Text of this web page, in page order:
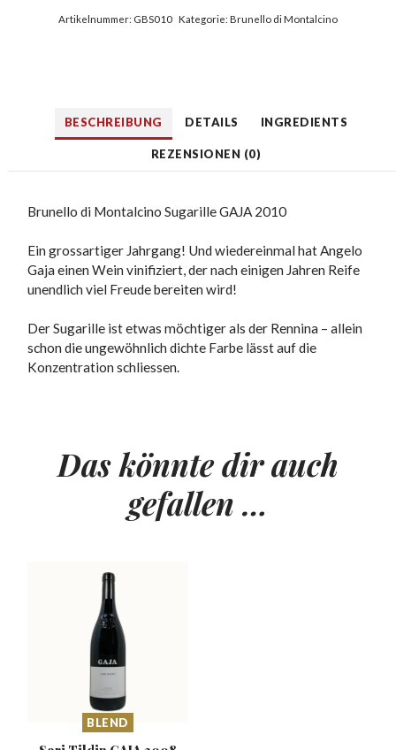
Artikelnummer: GBS010 Kategorie:Brunello di Montalcino
BESCHREIBUNG DETAILS INGREDIENTS
REZENSIONEN (0)
Brunello di Montalcino Sugarille GAJA 2010
Ein grossartiger Jahrgang! Und wiedereinmal hat Angelo
Gaja einen Wein vinifiziert, der nach einigen Jahren Reife
unendlich viel Freude bereiten wird!
Der Sugarille ist etwas möchtiger als der Rennina – allein
schon die ungewöhnlich dichte Farbe lässt auf die
Konzentration schliessen.
Das könnte dir auch
gefallen …
BLEND